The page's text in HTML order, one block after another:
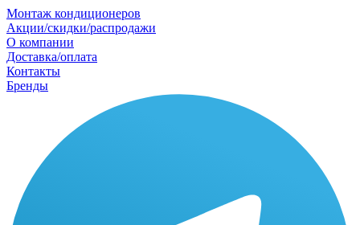
Монтаж кондиционеров
Акции/скидки/распродажи
О компании
Доставка/оплата
Контакты
Бренды